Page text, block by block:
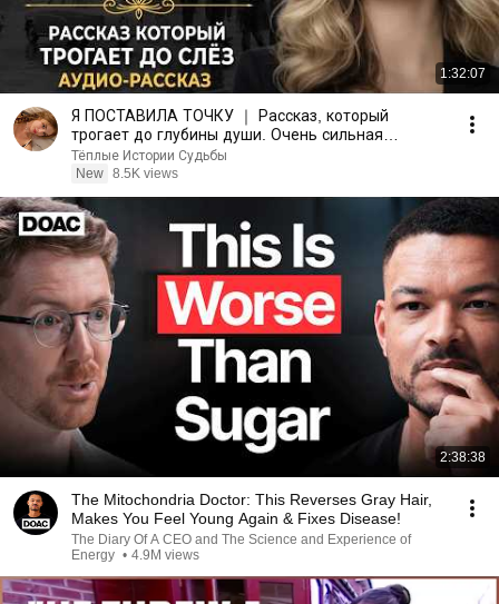
1:32:07
Я ПОСТАВИЛА ТОЧКУ ｜ Рассказ, который
трогает до глубины души. Очень сильная
история ｜ Аудио рассказ.
Тёплые Истории Судьбы
New 8.5K views
2:38:38
The Mitochondria Doctor: This Reverses Gray Hair,
Makes You Feel Young Again & Fixes Disease!
The Diary Of A CEO and The Science and Experience of
Energy • 4.9M views